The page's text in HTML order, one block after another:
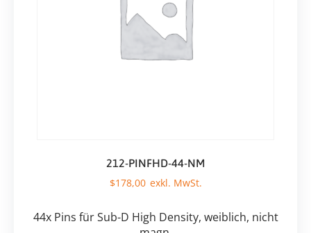
212-PINFHD-44-NM
$178,00
44x Pins für Sub-D High Density, weiblich, nicht